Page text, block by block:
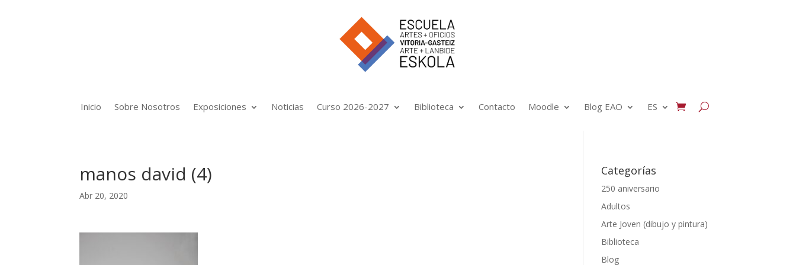
Inicio Sobre Nosotros Exposiciones Noticias Curso 2026-2027 Biblioteca Contacto Moodle Blog EAO ES
manos david (4)
Abr 20, 2020
Categorías
250 aniversario
Adultos
Arte Joven (dibujo y pintura)
Biblioteca
Blog